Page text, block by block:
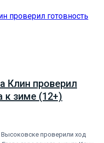
Клин проверил
к зиме (12+)
Высоковске проверили ход